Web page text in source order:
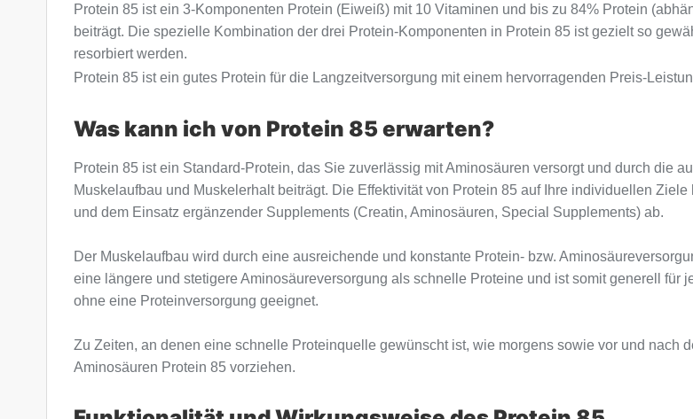
Protein 85 ist ein 3-Komponenten Protein (Eiweiß) mit 10 Vitaminen und bis zu 84% Protein
beiträgt. Die spezielle Kombination der drei Protein-Komponenten in Protein 85 ist gezielt so
resorbiert werden.
Protein 85 ist ein gutes Protein für die Langzeitversorgung mit einem hervorragenden Preis-
Was kann ich von Protein 85 erwarten?
Protein 85 ist ein Standard-Protein, das Sie zuverlässig mit Aminosäuren versorgt und durch die
Muskelaufbau und Muskelerhalt beiträgt. Die Effektivität von Protein 85 auf Ihre individuellen
und dem Einsatz ergänzender Supplements (Creatin, Aminosäuren, Special Supplements) ab.
Der Muskelaufbau wird durch eine ausreichende und konstante Protein- bzw.
eine längere und stetigere Aminosäureversorgung als schnelle Proteine und ist somit generell für
ohne eine Proteinversorgung geeignet.
Zu Zeiten, an denen eine schnelle Proteinquelle gewünscht ist, wie morgens sowie vor und nach
Aminosäuren Protein 85 vorziehen.